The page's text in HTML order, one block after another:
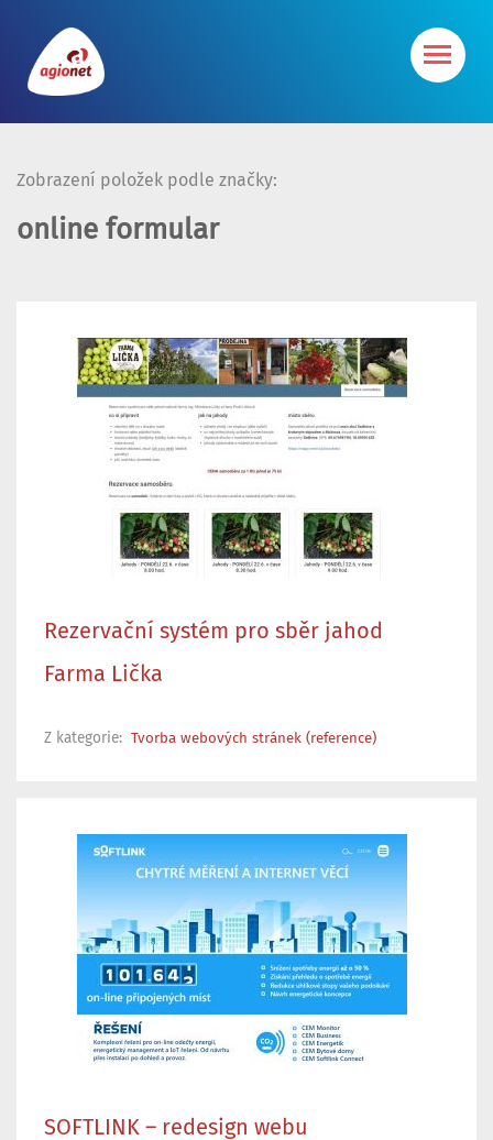
Zobrazení položek podle značky:
online formular
Rezervační systém pro sběr jahod
Farma Lička
Z kategorie: Tvorba webových stránek (reference)
SOFTLINK – redesign webu